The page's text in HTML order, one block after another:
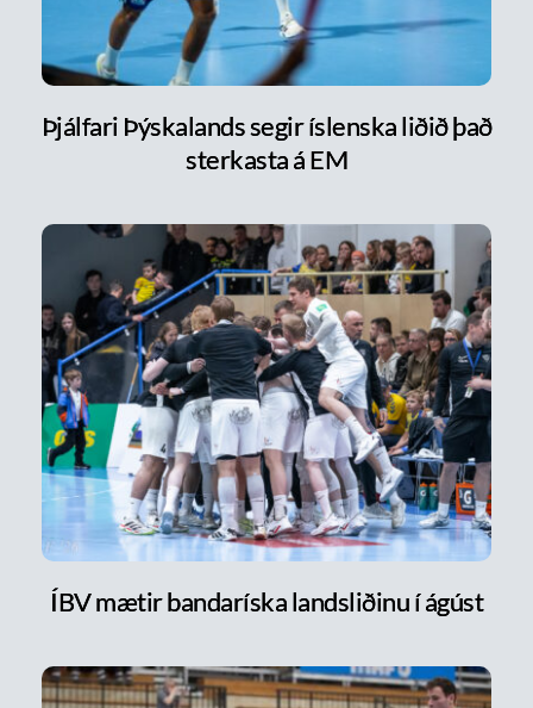
Þjálfari Þýskalands segir íslenska liðið það
sterkasta á EM
ÍBV mætir bandaríska landsliðinu í ágúst